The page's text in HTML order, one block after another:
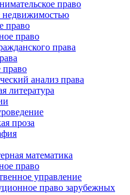
право
недвижимостью
право
право
права
право
анализ права
литература
проза
математика
право
управление
право зарубежных